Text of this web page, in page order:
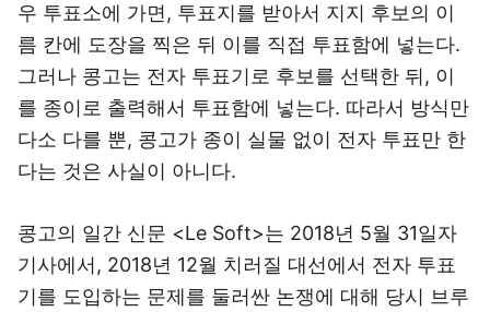
우 투표소에 가면, 투표지를 받아서 지지 후보의 이
름 칸에 도장을 찍은 뒤 이를 직접 투표함에 넣는다.
그러나 콩고는 전자 투표기로 후보를 선택한 뒤, 이
를 종이로 출력해서 투표함에 넣는다. 따라서 방식만
다소 다를 뿐, 콩고가 종이 실물 없이 전자 투표만 한
다는 것은 사실이 아니다.
콩고의 일간 신문 <Le Soft>는 2018년 5월 31일자
기사에서, 2018년 12월 치러질 대선에서 전자 투표
기를 도입하는 문제를 둘러싼 논쟁에 대해 당시 브루